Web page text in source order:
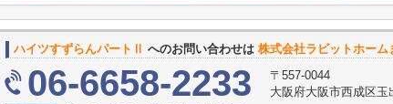
ハイツすずらんパートⅡ へのお問い合わせは 株式会社ラビットホーム
06-6658-2233
〒557-0044
大阪府大阪市西成区玉